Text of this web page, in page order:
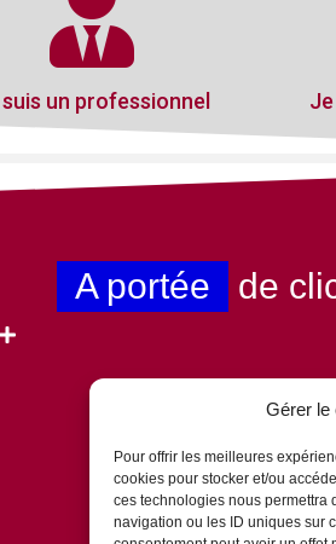
Gérer le
Pour offrir les meilleures
cookies pour stocker et/ou
ces technologies nous permettra
navigation ou les ID uniques sur
un professionnel
A portée de